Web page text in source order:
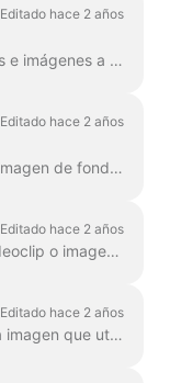
Editado hace 2 años
Puedes subir tus propios videoclips e imágenes a Wave.video y crear vídeos con ellos. Puedes mezclar y combinar tus propios archivos multimedia con los que ...
Editado hace 2 años
Imagínate: has elegido un vídeo o imagen de fondo perfecto en Wave.video, le has añadido tu texto y logotipo... y luego te das cuenta de que quieres cambiar el medio...
Editado hace 2 años
En Wave.video, puedes rotar tu videoclip o imagen. Para rotar el videoclip/imagen, dirígete al paso " Editar" y elige la ...
Editado hace 2 años
En Wave.video, puedes animar una imagen que utilices como fondo. Esto dará a tus vídeos un aspecto fresco y más atractivo. Para animar un fondo...